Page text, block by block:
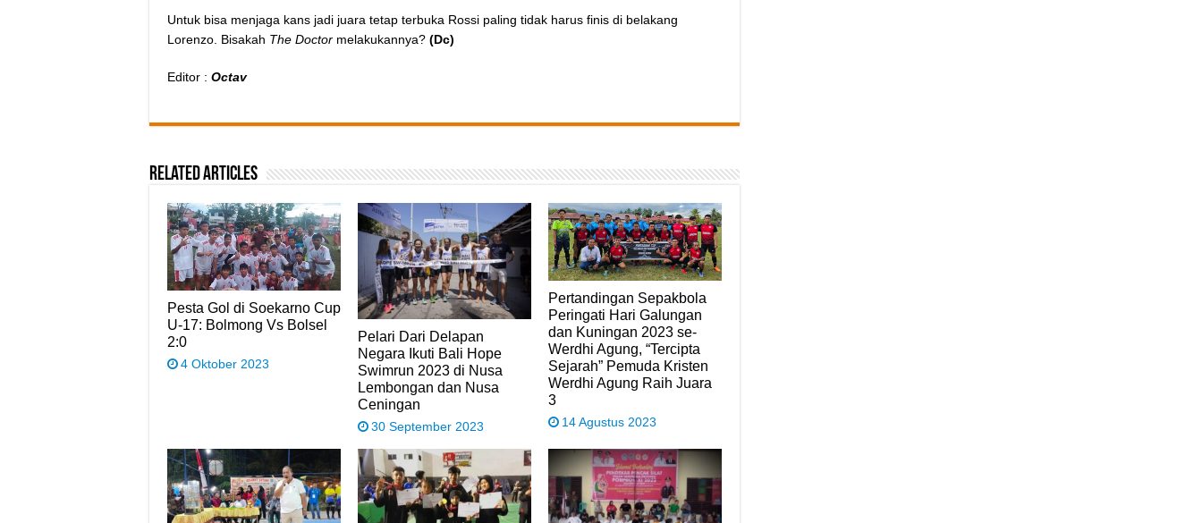
Untuk bisa menjaga kans jadi juara tetap terbuka Rossi paling tidak harus finis di belakang
Lorenzo. Bisakah The Doctor melakukannya? (Dc)
Editor : Octav
Related Articles
Pesta Gol di Soekarno Cup
U-17: Bolmong Vs Bolsel
2:0
4 Oktober 2023
Pelari Dari Delapan
Negara Ikuti Bali Hope
Swimrun 2023 di Nusa
Lembongan dan Nusa
Ceningan
30 September 2023
Pertandingan Sepakbola
Peringati Hari Galungan
dan Kuningan 2023 se-
Werdhi Agung, “Tercipta
Sejarah” Pemuda Kristen
Werdhi Agung Raih Juara
3
14 Agustus 2023